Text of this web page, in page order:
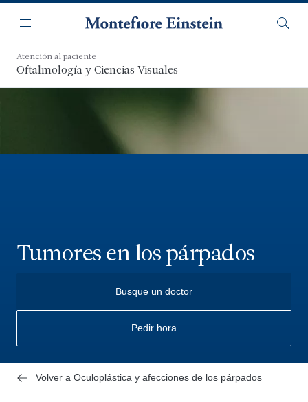
contenido
principal
Navegación
Menú
Atención al paciente
Oftalmología y Ciencias Visuales
Tumores en los párpados
Busque un doctor
Pedir hora
Volver a Oculoplástica y afecciones de los párpados